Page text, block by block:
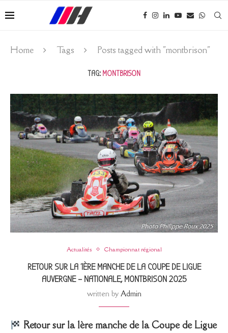
Home Tags Posts tagged with "montbrison"
TAG: MONTBRISON
Actualités Championnat régional
RETOUR SUR LA 1ÈRE MANCHE DE LA COUPE DE LIGUE
AUVERGNE – NATIONALE, MONTBRISON 2025
written by Admin
Retour sur la 1ère manche de la Coupe de Ligue